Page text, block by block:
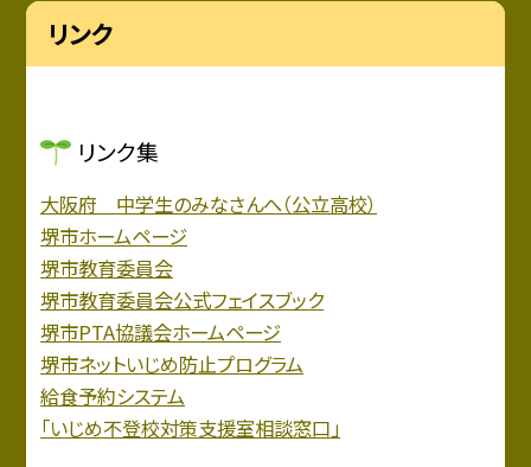
リンク
リンク集
大阪府 中学生のみなさんへ（公立高校）
堺市ホームページ
堺市教育委員会
堺市教育委員会公式フェイスブック
堺市PTA協議会ホームページ
堺市ネットいじめ防止プログラム
給食予約システム
「いじめ不登校対策支援室相談窓口」